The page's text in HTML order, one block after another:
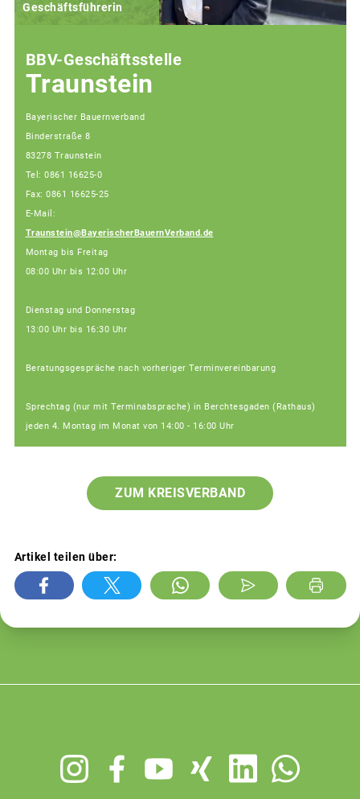
Geschäftsführerin
BBV-Geschäftsstelle
Traunstein
Bayerischer Bauernverband
Binderstraße 8
83278 Traunstein
Tel: 0861 16625-0
Fax: 0861 16625-25
E-Mail:
Traunstein@BayerischerBauernVerband.de
Montag bis Freitag
08:00 Uhr bis 12:00 Uhr
Dienstag und Donnerstag
13:00 Uhr bis 16:30 Uhr
Beratungsgespräche nach vorheriger Terminvereinbarung
Sprechtag (nur mit Terminabsprache) in Berchtesgaden (Rathaus)
jeden 4. Montag im Monat von 14:00 - 16:00 Uhr
ZUM KREISVERBAND
Artikel teilen über: